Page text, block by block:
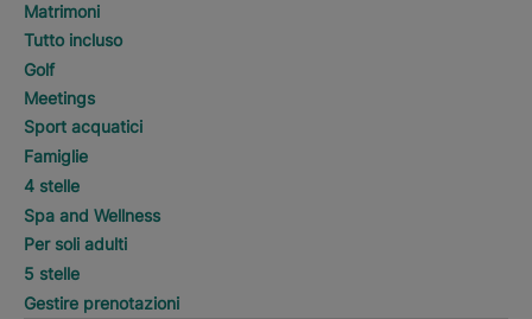
Matrimoni
Tutto incluso
Golf
Meetings
Sport acquatici
Famiglie
4 stelle
Spa and Wellness
Per soli adulti
5 stelle
Gestire prenotazioni